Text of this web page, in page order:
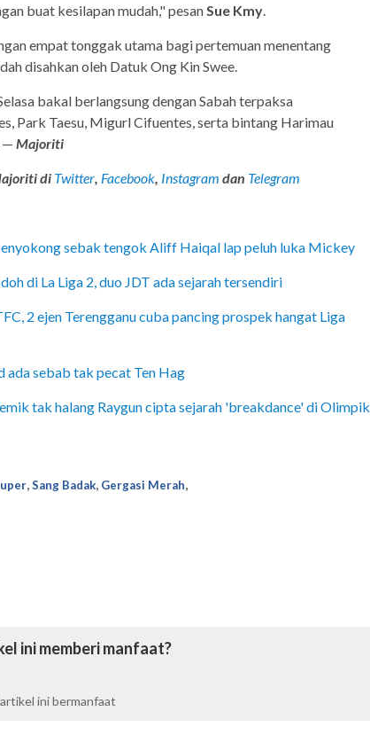
buat kesilapan mudah," pesanSue Kmy.
empat tonggak utama bagi pertemuan menentang
disahkan oleh Datuk Ong Kin Swee.
bakal berlangsung dengan Sabah terpaksa
Park Taesu, Migurl Cifuentes, serta bintang Harimau
— Majoriti
di Twitter, Facebook, Instagram dan Telegram
sebak tengok Aliff Haiqal lap peluh luka Mickey
di La Liga 2, duo JDT ada sejarah tersendiri
2 ejen Terengganu cuba pancing prospek hangat Liga
sebab tak pecat Ten Hag
tak halang Raygun cipta sejarah 'breakdance' di Olimpik
,Sang Badak, Gergasi Merah,
ini memberi manfaat?
ini bermanfaat